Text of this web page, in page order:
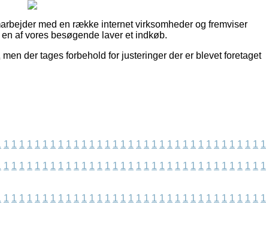
med en række internet virksomheder og fremviser
af vores besøgende laver et indkøb.
der tages forbehold for justeringer der er blevet foretaget
1 1 1 1 1 1 1 1 1 1 1 1 1 1 1 1 1 1 1 1 1 1 1 1 1 1 1 1 1 1 1 1 1 1
1 1 1 1 1 1 1 1 1 1 1 1 1 1 1 1 1 1 1 1 1 1 1 1 1 1 1 1 1 1 1 1 1 1
1 1 1 1 1 1 1 1 1 1 1 1 1 1 1 1 1 1 1 1 1 1 1 1 1 1 1 1 1 1 1 1 1 1